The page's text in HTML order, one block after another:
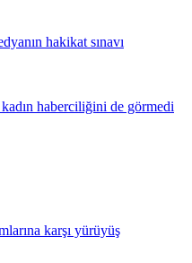
hakikat sınavı
haberciliğini de görmedi
karşı yürüyüş